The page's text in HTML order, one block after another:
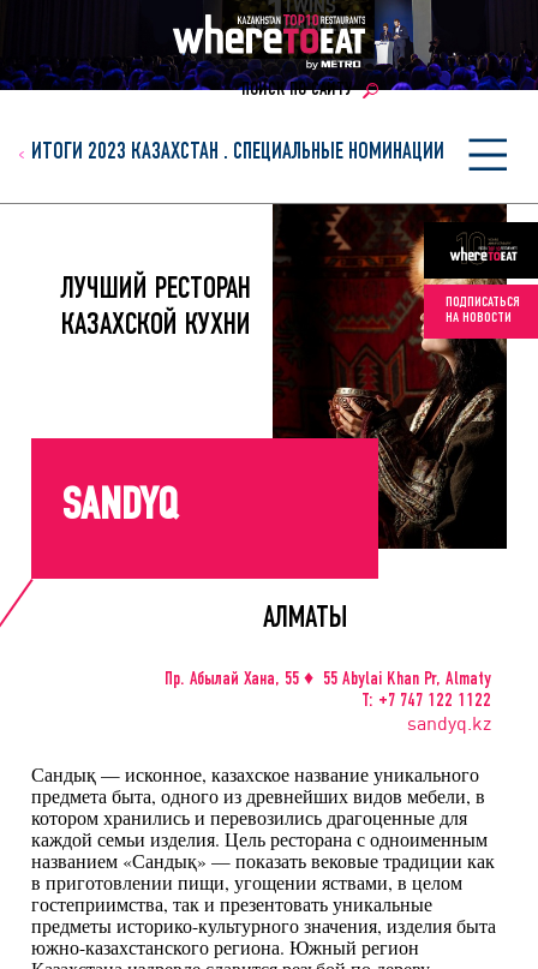
ПОИСК ПО САЙТУ
ПОДПИСАТЬСЯ
НА НОВОСТИ
ИТОГИ 2023 КАЗАХСТАН . СПЕЦИАЛЬНЫЕ НОМИНАЦИИ
ЛУЧШИЙ РЕСТОРАН
КАЗАХСКОЙ КУХНИ
SANDYQ
АЛМАТЫ
Пр. Абылай Хана, 55 ♦ 55 Abylai Khan Pr, Almaty
Т: +7 747 122 1122
sandyq.kz
Сандық — исконное, казахское название уникального
предмета быта, одного из древнейших видов мебели, в
котором хранились и перевозились драгоценные для
каждой семьи изделия. Цель ресторана с одноименным
названием «Сандық» — показать вековые традиции как
в приготовлении пищи, угощении яствами, в целом
гостеприимства, так и презентовать уникальные
предметы историко-культурного значения, изделия быта
южно-казахстанского региона. Южный регион